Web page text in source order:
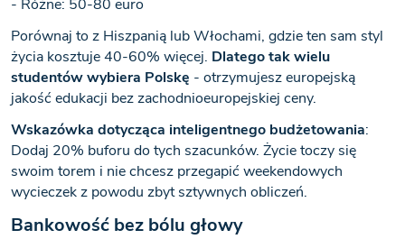
- Różne: 50-80 euro
Porównaj to z Hiszpanią lub Włochami, gdzie ten sam styl
życia kosztuje 40-60% więcej. Dlatego tak wielu
studentów wybiera Polskę - otrzymujesz europejską
jakość edukacji bez zachodnioeuropejskiej ceny.
Wskazówka dotycząca inteligentnego budżetowania:
Dodaj 20% buforu do tych szacunków. Życie toczy się
swoim torem i nie chcesz przegapić weekendowych
wycieczek z powodu zbyt sztywnych obliczeń.
Bankowość bez bólu głowy